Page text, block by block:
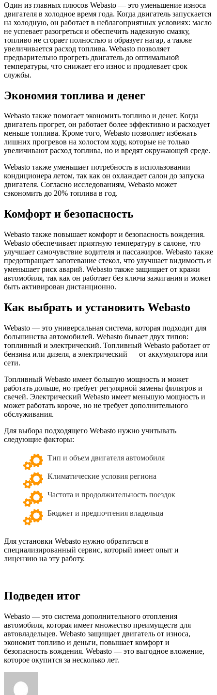
Один из главных плюсов Webasto — это уменьшение износа
двигателя в холодное время года. Когда двигатель запускается
на холодную, он работает в неблагоприятных условиях: масло
не успевает разогреться и обеспечить надежную смазку,
топливо не сгорает полностью и образует нагар, а также
увеличивается расход топлива. Webasto позволяет
предварительно прогреть двигатель до оптимальной
температуры, что снижает его износ и продлевает срок
службы.
Экономия топлива и денег
Webasto также помогает экономить топливо и денег. Когда
двигатель прогрет, он работает более эффективно и расходует
меньше топлива. Кроме того, Webasto позволяет избежать
лишних прогревов на холостом ходу, которые не только
увеличивают расход топлива, но и вредят окружающей среде.
Webasto также уменьшает потребность в использовании
кондиционера летом, так как он охлаждает салон до запуска
двигателя. Согласно исследованиям, Webasto может
сэкономить до 20% топлива в год.
Комфорт и безопасность
Webasto также повышает комфорт и безопасность вождения.
Webasto обеспечивает приятную температуру в салоне, что
улучшает самочувствие водителя и пассажиров. Webasto также
предотвращает запотевание стекол, что улучшает видимость и
уменьшает риск аварий. Webasto также защищает от кражи
автомобиля, так как он работает без ключа зажигания и может
быть активирован дистанционно.
Как выбрать и установить Webasto
Webasto — это универсальная система, которая подходит для
большинства автомобилей. Webasto бывает двух типов:
топливный и электрический. Топливный Webasto работает от
бензина или дизеля, а электрический — от аккумулятора или
сети.
Топливный Webasto имеет большую мощность и может
работать дольше, но требует регулярной замены фильтров и
свечей. Электрический Webasto имеет меньшую мощность и
может работать короче, но не требует дополнительного
обслуживания.
Для выбора подходящего Webasto нужно учитывать
следующие факторы:
Тип и объем двигателя автомобиля
Климатические условия региона
Частота и продолжительность поездок
Бюджет и предпочтения владельца
Для установки Webasto нужно обратиться в
специализированный сервис, который имеет опыт и
лицензию на эту работу.
Подведен итог
Webasto — это система дополнительного отопления
автомобиля, которая имеет множество преимуществ для
автовладельцев. Webasto защищает двигатель от износа,
экономит топливо и деньги, повышает комфорт и
безопасность вождения. Webasto — это выгодное вложение,
которое окупится за несколько лет.